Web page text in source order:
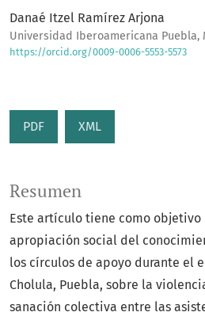
Danaé Itzel Ramírez Arjona
Universidad Iberoamericana Puebla,
https://orcid.org/0009-0006-5553-5573
PDF XML
Resumen
Este artículo tiene como objetivo
apropiación social del
los círculos de apoyo durante el
Cholula, Puebla, sobre la
sanación colectiva entre las